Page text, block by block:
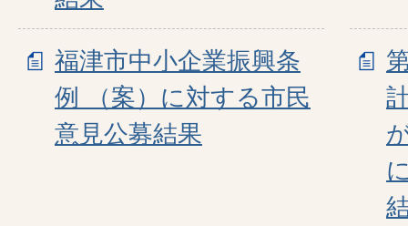
福津市中小企業振興条
例 （案）に対する市民
意見公募結果